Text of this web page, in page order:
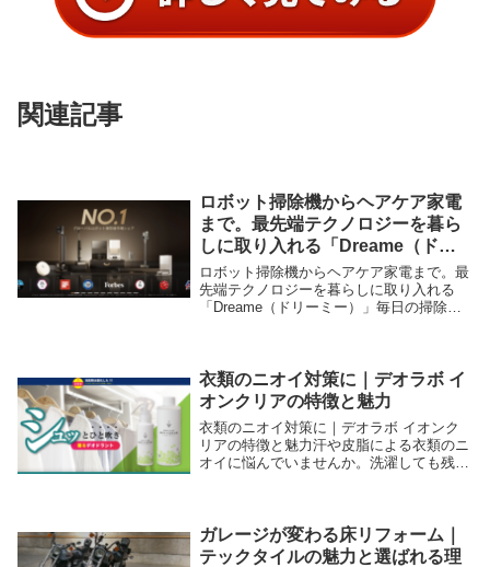
関連記事
ロボット掃除機からヘアケア家電
まで。最先端テクノロジーを暮ら
しに取り入れる「Dreame（ドリ
ーミー）」
ロボット掃除機からヘアケア家電まで。最
先端テクノロジーを暮らしに取り入れる
「Dreame（ドリーミー）」毎日の掃除や
性能な家電...
衣類のニオイ対策に｜デオラボ イ
オンクリアの特徴と魅力
衣類のニオイ対策に｜デオラボ イオンク
リアの特徴と魅力汗や皮脂による衣類のニ
オイに悩んでいませんか。洗濯しても残る
ラントスプレ...
ガレージが変わる床リフォーム｜
テックタイルの魅力と選ばれる理